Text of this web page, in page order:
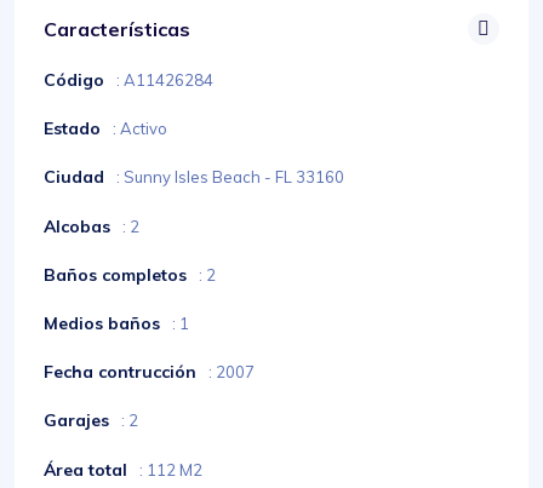
Características
Código : A11426284
Estado : Activo
Ciudad : Sunny Isles Beach - FL 33160
Alcobas : 2
Baños completos : 2
Medios baños : 1
Fecha contrucción : 2007
Garajes : 2
Área total : 112 M2